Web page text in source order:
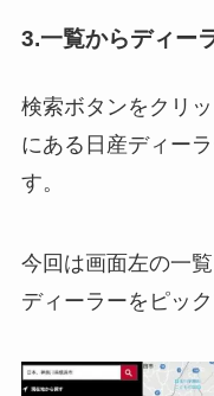
3.一覧からディー
検索ボタンをクリ
にある日産ディー
す。
今回は画面左の一
ディーラーをピッ